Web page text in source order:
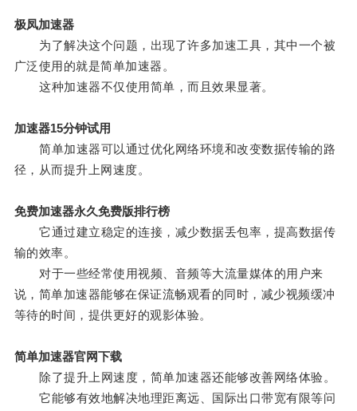
极凤加速器
为了解决这个问题，出现了许多加速工具，其中一个被
广泛使用的就是简单加速器。
这种加速器不仅使用简单，而且效果显著。
加速器15分钟试用
简单加速器可以通过优化网络环境和改变数据传输的路
径，从而提升上网速度。
免费加速器永久免费版排行榜
它通过建立稳定的连接，减少数据丢包率，提高数据传
输的效率。
对于一些经常使用视频、音频等大流量媒体的用户来
说，简单加速器能够在保证流畅观看的同时，减少视频缓冲
等待的时间，提供更好的观影体验。
简单加速器官网下载
除了提升上网速度，简单加速器还能够改善网络体验。
它能够有效地解决地理距离远、国际出口带宽有限等问